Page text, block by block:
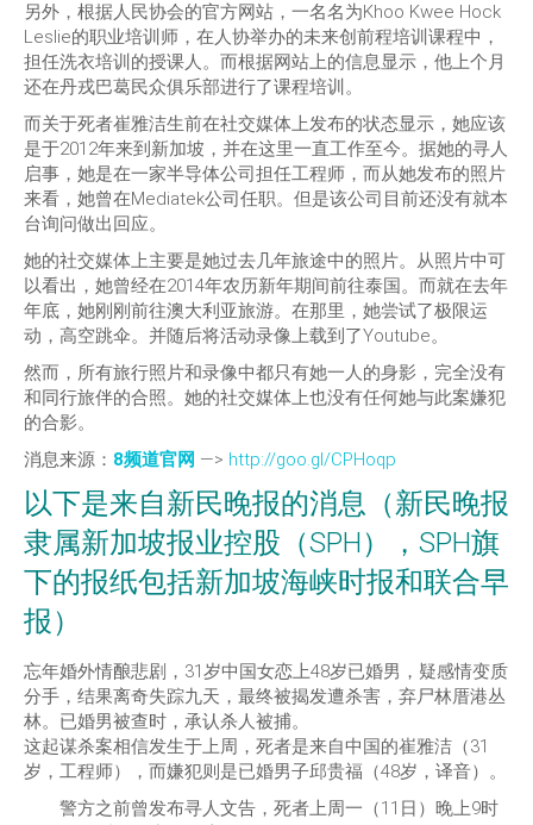
另外，根据人民协会的官方网站，一名名为Khoo Kwee Hock
Leslie的职业培训师，在人协举办的未来创前程培训课程中，
担任洗衣培训的授课人。而根据网站上的信息显示，他上个月
还在丹戎巴葛民众俱乐部进行了课程培训。
而关于死者崔雅洁生前在社交媒体上发布的状态显示，她应该
是于2012年来到新加坡，并在这里一直工作至今。据她的寻人
启事，她是在一家半导体公司担任工程师，而从她发布的照片
来看，她曾在Mediatek公司任职。但是该公司目前还没有就本
台询问做出回应。
她的社交媒体上主要是她过去几年旅途中的照片。从照片中可
以看出，她曾经在2014年农历新年期间前往泰国。而就在去年
年底，她刚刚前往澳大利亚旅游。在那里，她尝试了极限运
动，高空跳伞。并随后将活动录像上载到了Youtube。
然而，所有旅行照片和录像中都只有她一人的身影，完全没有
和同行旅伴的合照。她的社交媒体上也没有任何她与此案嫌犯
的合影。
消息来源： 8频道官网 —> http://goo.gl/CPHoqp
以下是来自新民晚报的消息（新民晚报
隶属新加坡报业控股（SPH），SPH旗
下的报纸包括新加坡海峡时报和联合早
报）
忘年婚外情酿悲剧，31岁中国女恋上48岁已婚男，疑感情变质
分手，结果离奇失踪九天，最终被揭发遭杀害，弃尸林厝港丛
林。已婚男被查时，承认杀人被捕。
这起谋杀案相信发生于上周，死者是来自中国的崔雅洁（31
岁，工程师），而嫌犯则是已婚男子邱贵福（48岁，译音）。
警方之前曾发布寻人文告，死者上周一（11日）晚上9时